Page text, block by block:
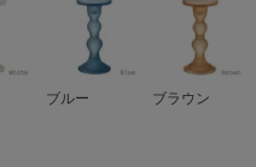
ブルー ブラウン